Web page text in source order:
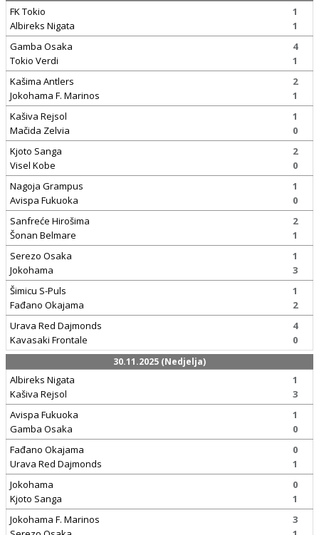
FK Tokio
Albireks Nigata
1
1
Gamba Osaka
Tokio Verdi
4
1
Kašima Antlers
Jokohama F. Marinos
2
1
Kašiva Rejsol
Mačida Zelvia
1
0
Kjoto Sanga
Visel Kobe
2
0
Nagoja Grampus
Avispa Fukuoka
1
0
Sanfreće Hirošima
Šonan Belmare
2
1
Serezo Osaka
Jokohama
1
3
Šimicu S-Puls
Fađano Okajama
1
2
Urava Red Dajmonds
Kavasaki Frontale
4
0
30.11.2025 (Nedjelja)
Albireks Nigata
Kašiva Rejsol
1
3
Avispa Fukuoka
Gamba Osaka
1
0
Fađano Okajama
Urava Red Dajmonds
0
1
Jokohama
Kjoto Sanga
0
1
Jokohama F. Marinos
3